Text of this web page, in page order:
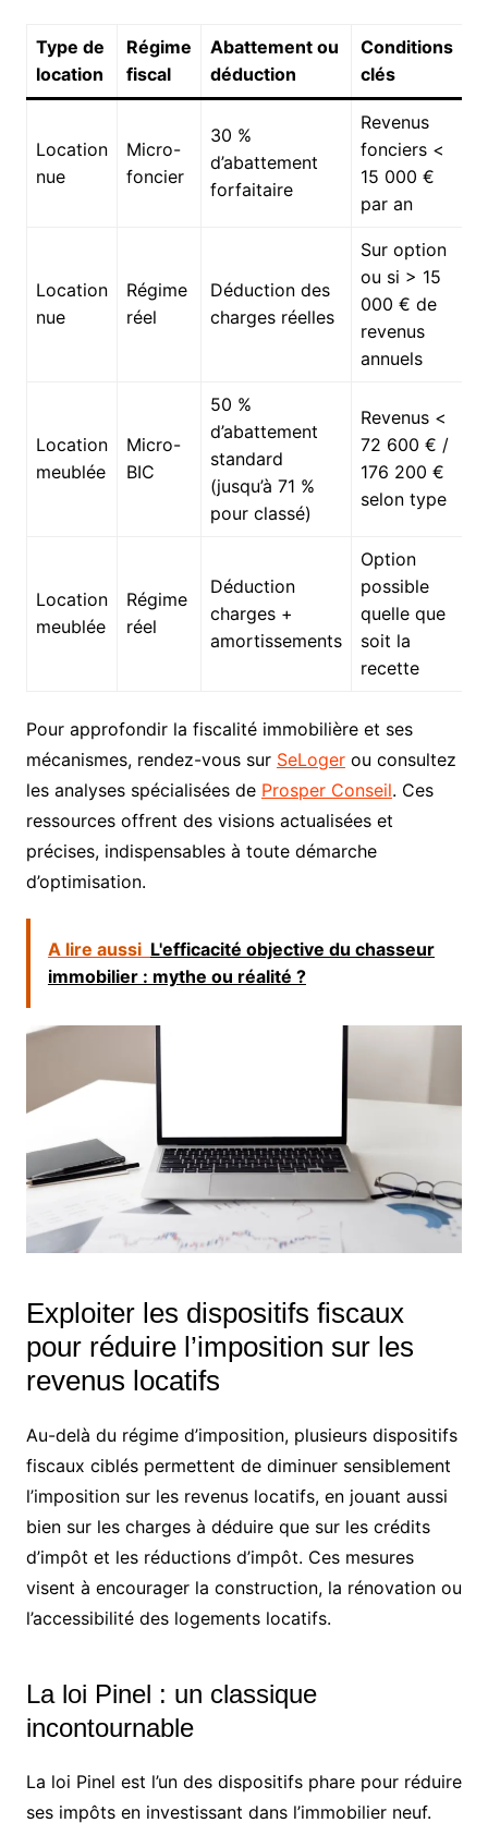
Type de
location
Régime
fiscal
Abattement ou
déduction
Conditions
clés
Location
nue
Micro-
foncier
30 %
d’abattement
forfaitaire
Revenus
fonciers <
15 000 €
par an
Location
nue
Régime
réel
Déduction des
charges réelles
Sur option
ou si > 15
000 € de
revenus
annuels
Location
meublée
Micro-
BIC
50 %
d’abattement
standard
(jusqu’à 71 %
pour classé)
Revenus <
72 600 € /
176 200 €
selon type
Location
meublée
Régime
réel
Déduction
charges +
amortissements
Option
possible
quelle que
soit la
recette
Pour approfondir la fiscalité immobilière et ses
mécanismes, rendez-vous sur SeLogerou consultez
les analyses spécialisées de Prosper Conseil. Ces
ressources offrent des visions actualisées et
précises, indispensables à toute démarche
d’optimisation.
A lire aussi L'efficacité objective du chasseur
immobilier : mythe ou réalité ?
Exploiter les dispositifs fiscaux
pour réduire l’imposition sur les
revenus locatifs
Au-delà du régime d’imposition, plusieurs dispositifs
fiscaux ciblés permettent de diminuer sensiblement
l’imposition sur les revenus locatifs, en jouant aussi
bien sur les charges à déduire que sur les crédits
d’impôt et les réductions d’impôt. Ces mesures
visent à encourager la construction, la rénovation ou
l’accessibilité des logements locatifs.
La loi Pinel : un classique
incontournable
La loi Pinel est l’un des dispositifs phare pour réduire
ses impôts en investissant dans l’immobilier neuf.